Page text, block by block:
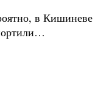
в Кишиневе